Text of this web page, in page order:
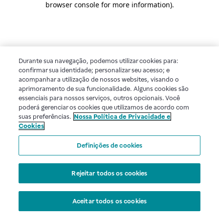
browser console for more information).
Durante sua navegação, podemos utilizar cookies para:
confirmar sua identidade; personalizar seu acesso; e
acompanhar a utilização de nossos websites, visando o
aprimoramento de sua funcionalidade. Alguns cookies são
essenciais para nossos serviços, outros opcionais. Você
poderá gerenciar os cookies que utilizamos de acordo com
suas preferências. Nossa Política de Privacidade e
Cookies
Definições de cookies
Rejeitar todos os cookies
Aceitar todos os cookies